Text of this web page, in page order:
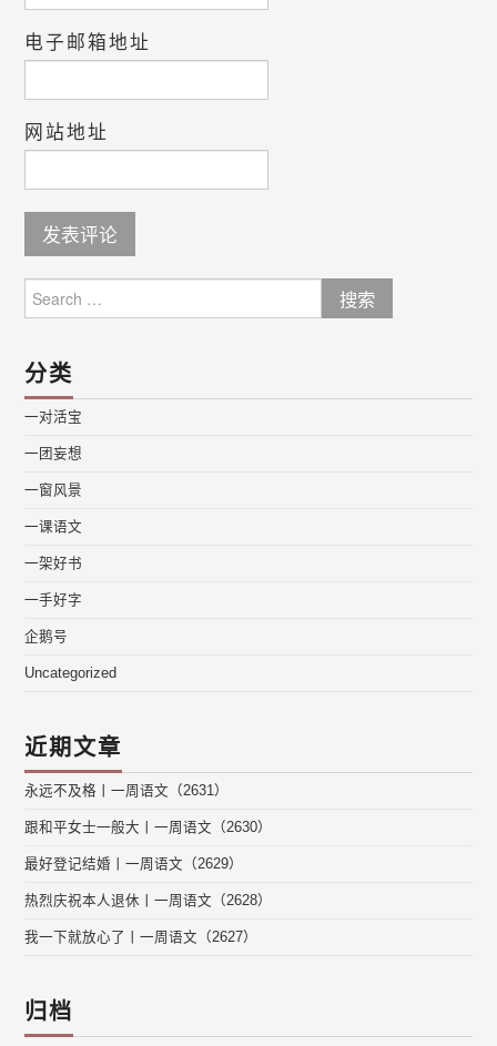
电子邮箱地址
网站地址
for:
分类
一对活宝
一团妄想
一窗风景
一课语文
一架好书
一手好字
企鹅号
Uncategorized
近期文章
永远不及格丨一周语文（2631）
跟和平女士一般大丨一周语文（2630）
最好登记结婚丨一周语文（2629）
热烈庆祝本人退休丨一周语文（2628）
我一下就放心了丨一周语文（2627）
归档